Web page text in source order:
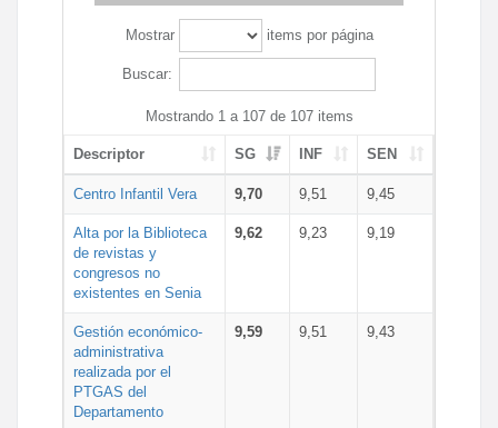
Mostrar items por página
Buscar:
Mostrando 1 a 107 de 107 items
Descriptor SG INF SEN
Centro Infantil Vera 9,70 9,51 9,45
Alta por la Biblioteca
de revistas y
congresos no
existentes en Senia
9,62 9,23 9,19
Gestión económico-
administrativa
realizada por el
PTGAS del
Departamento
9,59 9,51 9,43